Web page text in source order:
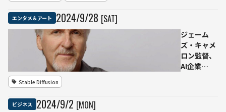
する
エンタメ＆アート 2024/9/28 [SAT]
ジェーム
ズ・キャメ
ロン監督、
AI企業
Stable Diffusion
ビジネス 2024/9/2 [MON]